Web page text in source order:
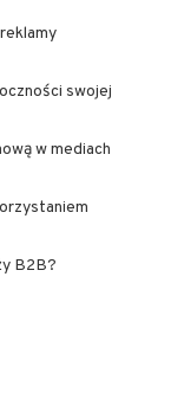
swojej
w mediach
B2B?